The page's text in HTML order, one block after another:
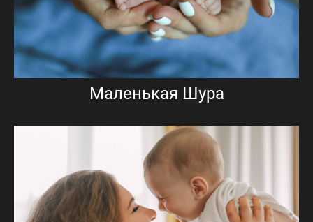
Маленькая Шура